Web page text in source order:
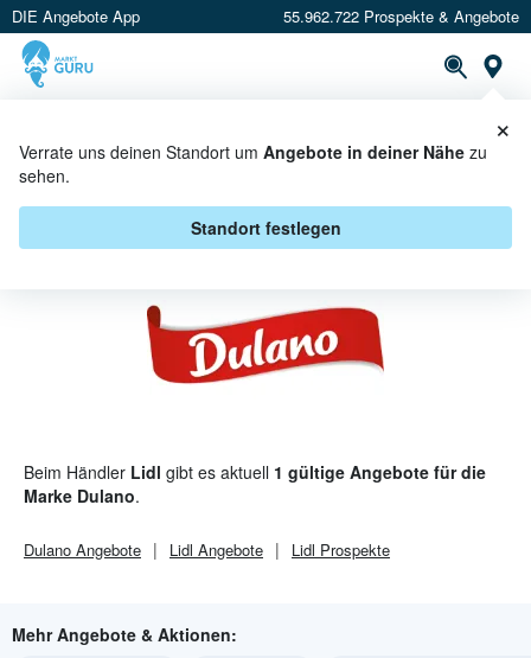
DIE Angebote App 55.962.722 Prospekte & Angebote
Verrate uns deinen Standort um Angebote in deiner Nähe zu
sehen.
Standort festlegen
×
DULANO BEI LIDL - ANGEBOTE &
Beim Händler Lidl gibt es aktuell 1 gültige Angebote für die
Marke Dulano.
Dulano Angebote Lidl Angebote Lidl Prospekte
Mehr Angebote & Aktionen: